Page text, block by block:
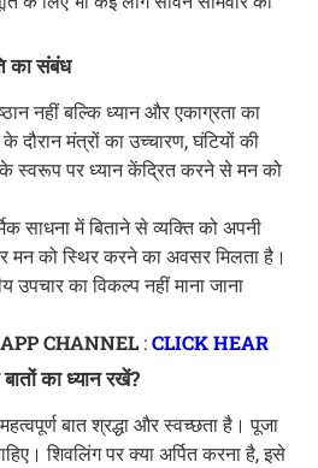
का संबंध
नहीं बल्कि ध्यान और एकाग्रता का
दौरान मंत्रों का उच्चारण, घंटियों की
स्वरूप पर ध्यान केंद्रित करने से मन को
साधना में बिताने से व्यक्ति को अपनी
मन को स्थिर करने का अवसर मिलता है।
उपचार का विकल्प नहीं माना जाना
CHANNEL:CLICK HEAR
का ध्यान रखें?
बात श्रद्धा और स्वच्छता है। पूजा
शिवलिंग पर क्या अर्पित करना है, इसे